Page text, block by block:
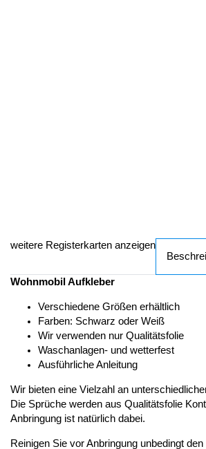
weitere Registerkarten anzeigen
Wohnmobil Aufkleber
Verschiedene Größen erhältlich
Farben: Schwarz oder Weiß
Wir verwenden nur Qualitätsfolie
Waschanlagen- und wetterfest
Ausführliche Anleitung
Wir bieten eine Vielzahl an
Die Sprüche werden aus Qualitätsfolie
Anbringung ist natürlich dabei.
Reinigen Sie vor Anbringung unbedingt